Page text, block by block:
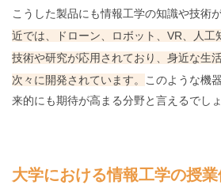
こうした製品にも情報工学の知識や技術
近では、ドローン、ロボット、VR、人工
技術や研究が応用されており、身近な生
次々に開発されています。 このような機
来的にも期待が高まる分野と言えるでしょ
大学における情報工学の授業